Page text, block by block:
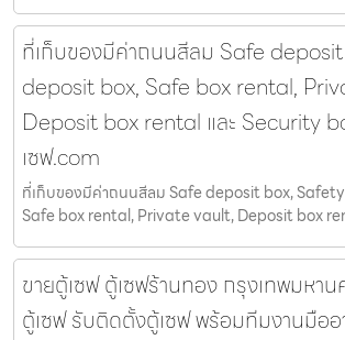
ที่เก็บของมีค่าถนนสีลม Safe
deposit box, Safe box rental,
Deposit box rental และ Security
เซฟ.com
ที่เก็บของมีค่าถนนสีลม Safe deposit box,
Safe box rental, Private vault, Deposit box
ขายตู้เซฟ ตู้เซฟร้านทอง กรุงเทพมหา
ตู้เซฟ รับติดตั้งตู้เซฟ พร้อมทีมงานมือ